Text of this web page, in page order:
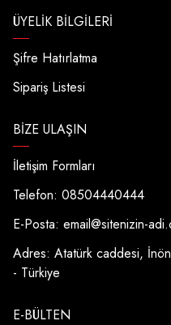
ÜYELIK BILGILERI
Şifre Hatırlatma
Sipariş Listesi
BIZE ULAŞIN
İletişim Formları
Telefon: 08504440444
E-Posta: email@sitenizin-
Adres: Atatürk caddesi,
- Türkiye
E-BÜLTEN